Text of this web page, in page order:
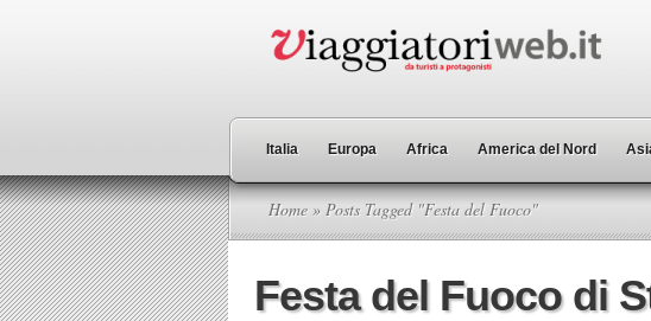
Italia Europa Africa America del Nord
Home » Posts Tagged "Festa del Fuoco"
Festa del Fuoco di